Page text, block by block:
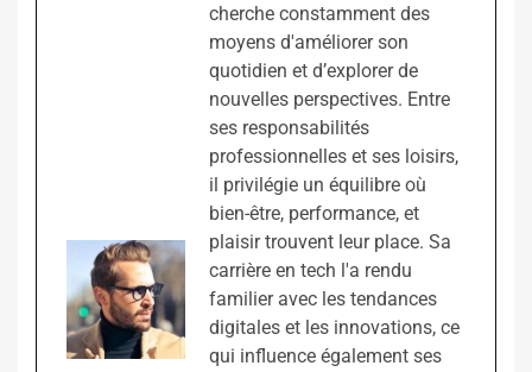
cherche constamment des
moyens d'améliorer son
quotidien et d’explorer de
nouvelles perspectives. Entre
ses responsabilités
professionnelles et ses loisirs,
il privilégie un équilibre où
bien-être, performance, et
plaisir trouvent leur place. Sa
carrière en tech l'a rendu
familier avec les tendances
digitales et les innovations, ce
qui influence également ses